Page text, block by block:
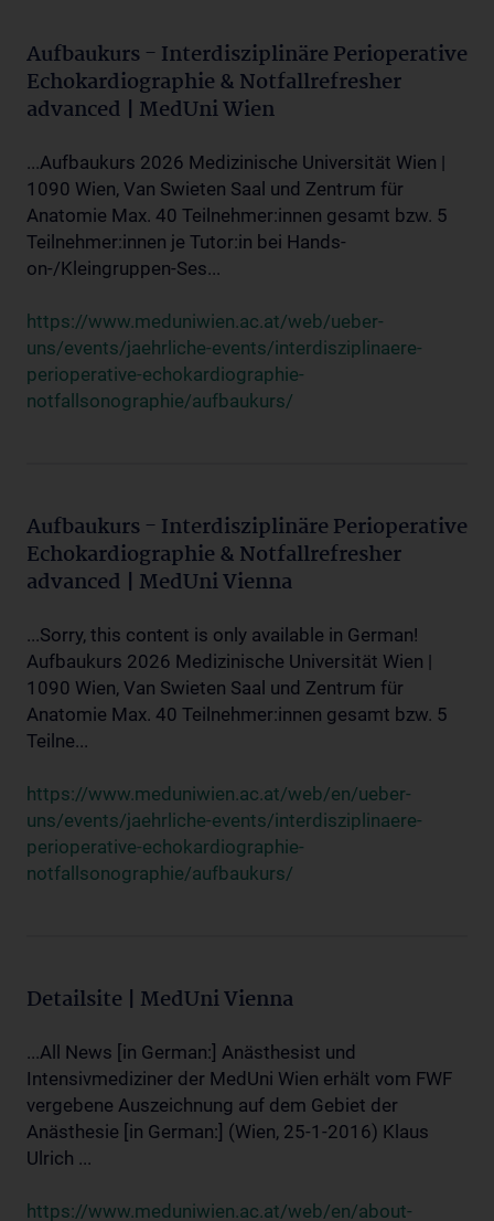
Aufbaukurs - Interdisziplinäre Perioperative
Echokardiographie & Notfallrefresher
advanced | MedUni Wien
...Aufbaukurs 2026 Medizinische Universität Wien |
1090 Wien, Van Swieten Saal und Zentrum für
Anatomie Max. 40 Teilnehmer:innen gesamt bzw. 5
Teilnehmer:innen je Tutor:in bei Hands-
on-/Kleingruppen-Ses...
https://www.meduniwien.ac.at/web/ueber-
uns/events/jaehrliche-events/interdisziplinaere-
perioperative-echokardiographie-
notfallsonographie/aufbaukurs/
Aufbaukurs - Interdisziplinäre Perioperative
Echokardiographie & Notfallrefresher
advanced | MedUni Vienna
...Sorry, this content is only available in German!
Aufbaukurs 2026 Medizinische Universität Wien |
1090 Wien, Van Swieten Saal und Zentrum für
Anatomie Max. 40 Teilnehmer:innen gesamt bzw. 5
Teilne...
https://www.meduniwien.ac.at/web/en/ueber-
uns/events/jaehrliche-events/interdisziplinaere-
perioperative-echokardiographie-
notfallsonographie/aufbaukurs/
Detailsite | MedUni Vienna
...All News [in German:] Anästhesist und
Intensivmediziner der MedUni Wien erhält vom FWF
vergebene Auszeichnung auf dem Gebiet der
Anästhesie [in German:] (Wien, 25-1-2016) Klaus
Ulrich ...
https://www.meduniwien.ac.at/web/en/about-